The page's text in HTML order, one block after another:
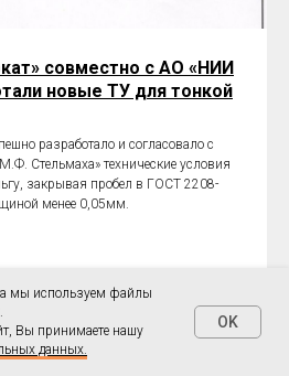
совместно с АО «НИИ
новые ТУ для тонкой
разработало и согласовало с
Стельмаха» технические условия
закрывая пробел в ГОСТ 2208-
менее 0,05мм.
мы используем файлы
Вы принимаете нашу
данных.
OK